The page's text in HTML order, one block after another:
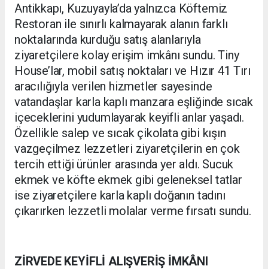
Antikkapı, Kuzuyayla’da yalnızca Köftemiz
Restoran ile sınırlı kalmayarak alanın farklı
noktalarında kurduğu satış alanlarıyla
ziyaretçilere kolay erişim imkânı sundu. Tiny
House’lar, mobil satış noktaları ve Hızır 41 Tırı
aracılığıyla verilen hizmetler sayesinde
vatandaşlar karla kaplı manzara eşliğinde sıcak
içeceklerini yudumlayarak keyifli anlar yaşadı.
Özellikle salep ve sıcak çikolata gibi kışın
vazgeçilmez lezzetleri ziyaretçilerin en çok
tercih ettiği ürünler arasında yer aldı. Sucuk
ekmek ve köfte ekmek gibi geleneksel tatlar
ise ziyaretçilere karla kaplı doğanın tadını
çıkarırken lezzetli molalar verme fırsatı sundu.
ZİRVEDE KEYİFLİ ALIŞVERİŞ İMKÂNI